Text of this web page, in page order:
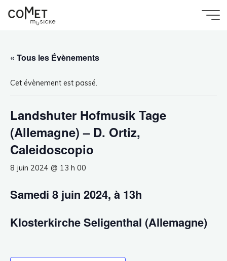
Landshuter Hofmusik Tage (Allemagne) – D. Ortiz,
« Tous les Évènements
Cet évènement est passé.
Landshuter Hofmusik Tage
(Allemagne) – D. Ortiz,
Caleidoscopio
8 juin 2024 @ 13 h 00
Samedi 8 juin 2024, à 13h
Klosterkirche Seligenthal (Allemagne)